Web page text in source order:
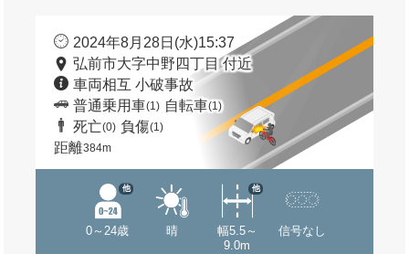
2024年8月28日(水)15:37
弘前市大字中野四丁目 付近
車両相互 小破事故
普通乗用車(1) 自転車(1)
死亡(0) 負傷(1)
距離384m
0～24歳
他
晴
幅5.5～
9.0m
他
信号なし